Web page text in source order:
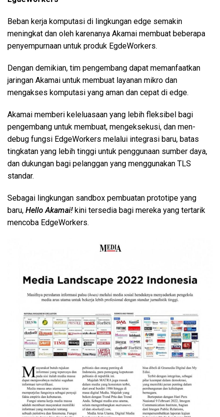
Beban kerja komputasi di lingkungan edge semakin
meningkat dan oleh karenanya Akamai membuat beberapa
penyempurnaan untuk produk EgdeWorkers.
Dengan demikian, tim pengembang dapat memanfaatkan
jaringan Akamai untuk membuat layanan mikro dan
mengakses komputasi yang aman dan cepat di edge.
Akamai memberi keleluasaan yang lebih fleksibel bagi
pengembang untuk membuat, mengeksekusi, dan men-
debug fungsi EdgeWorkers melalui integrasi baru, batas
tingkatan yang lebih tinggi untuk penggunaan sumber daya,
dan dukungan bagi pelanggan yang menggunakan TLS
standar.
Sebagai lingkungan sandbox pembuatan prototipe yang
baru, Hello Akamai!kini tersedia bagi mereka yang tertarik
mencoba EdgeWorkers.